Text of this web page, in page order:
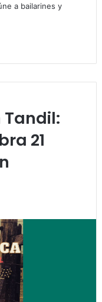
a bailarines y
Tandil:
21